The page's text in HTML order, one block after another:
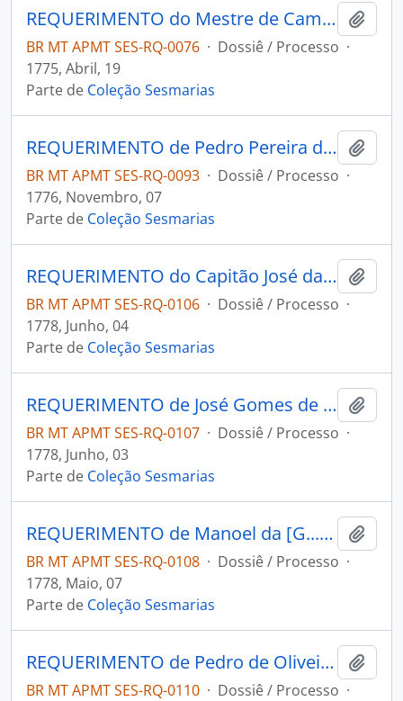
REQUERIMENTO do Mestre de Campo Antônio José Pinto de Figueiredo ao Governador e Capitão-General da Capitania de Mato Grosso Luiz de Albuquerque de Melo Pereira e Cáceres.
BR MT APMT SES-RQ-0076 · Dossiê / Processo ·
1775, Abril, 19
Parte de Coleção Sesmarias
REQUERIMENTO de Pedro Pereira da Costa ao Governador e Capitão-General da Capitania de Mato Grosso Luiz de Albuquerque de Melo Pereira e Cáceres.
BR MT APMT SES-RQ-0093 · Dossiê / Processo ·
1776, Novembro, 07
Parte de Coleção Sesmarias
REQUERIMENTO do Capitão José da Silva ao Governador e Capitão-General da Capitania de Mato Grosso Luís de Albuquerque de Melo Pereira e Cáceres.
BR MT APMT SES-RQ-0106 · Dossiê / Processo ·
1778, Junho, 04
Parte de Coleção Sesmarias
REQUERIMENTO de José Gomes de Barros ao Governador e Capitão-General da Capitania de Mato Grosso Luís de Albuquerque de Melo Pereira e Cáceres.
BR MT APMT SES-RQ-0107 · Dossiê / Processo ·
1778, Junho, 03
Parte de Coleção Sesmarias
REQUERIMENTO de Manoel da [G...] ao Governador e Capitão-General da Capitania de Mato Grosso Luís de Albuquerque de Melo Pereira e Cáceres.
BR MT APMT SES-RQ-0108 · Dossiê / Processo ·
1778, Maio, 07
Parte de Coleção Sesmarias
REQUERIMENTO de Pedro de Oliveira ao Governador e Capitão-General da Capitania de Mato Grosso Luís de Albuquerque de Melo Pereira e Cáceres.
BR MT APMT SES-RQ-0110 · Dossiê / Processo ·